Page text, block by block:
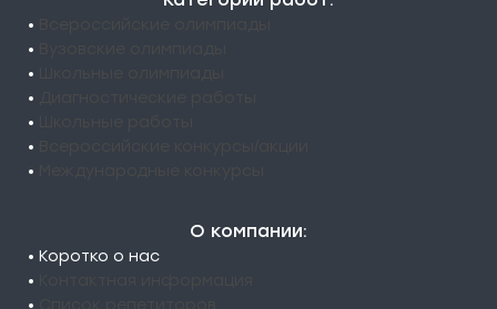
•
•
•
•
•
•
•
О компании:
• Коротко о нас
•
•